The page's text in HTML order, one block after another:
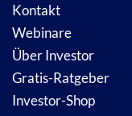
Kontakt
Webinare
Über Investor
Gratis-Ratgeber
Investor-Shop